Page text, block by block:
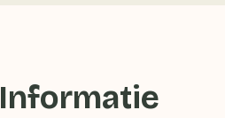
Informatie